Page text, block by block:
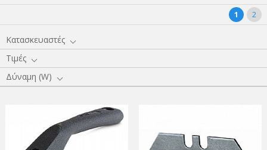
1 2
Κατασκευαστές
Τιμές
Δύναμη (W)